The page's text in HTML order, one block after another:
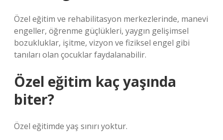
Özel eğitim ve rehabilitasyon merkezlerinde, manevi
engeller, öğrenme güçlükleri, yaygın gelişimsel
bozukluklar, işitme, vizyon ve fiziksel engel gibi
tanıları olan çocuklar faydalanabilir.
Özel eğitim kaç yaşında
biter?
Özel eğitimde yaş sınırı yoktur.